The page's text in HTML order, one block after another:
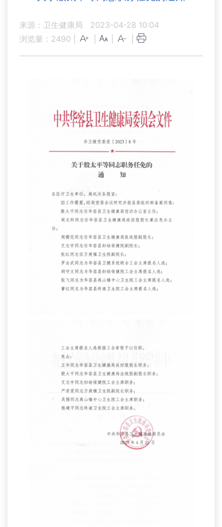
来源：卫生健康局
2023-04-28 10:04
浏览量： 2490